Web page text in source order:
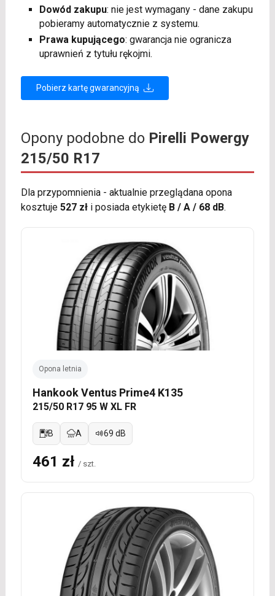
Dowód zakupu: nie jest wymagany - dane zakupu
pobieramy automatycznie z systemu.
Prawa kupującego: gwarancja nie ogranicza
uprawnień z tytułu rękojmi.
Pobierz kartę gwarancyjną
Opony podobne do Pirelli Powergy
215/50 R17
Dla przypomnienia - aktualnie przeglądana opona
kosztuje 527 złi posiada etykietę B / A / 68 dB.
Opona letnia
Hankook Ventus Prime4 K135
215/50 R17 95 W XL FR
B A 69 dB
461 zł / szt.